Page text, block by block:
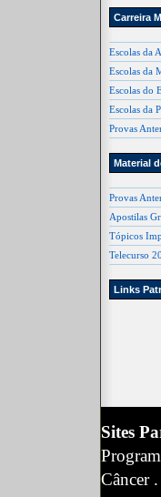
Carreira
Escolas da
Escolas da
Escolas do
Escolas da
Provas
Material
Provas
Apostilas
Tópicos
Telecurso
Links
Sites
Câncer.